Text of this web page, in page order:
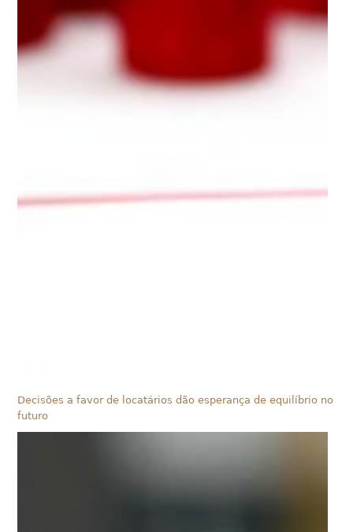
Decisões a favor de locatários dão esperança de equilíbrio no
futuro